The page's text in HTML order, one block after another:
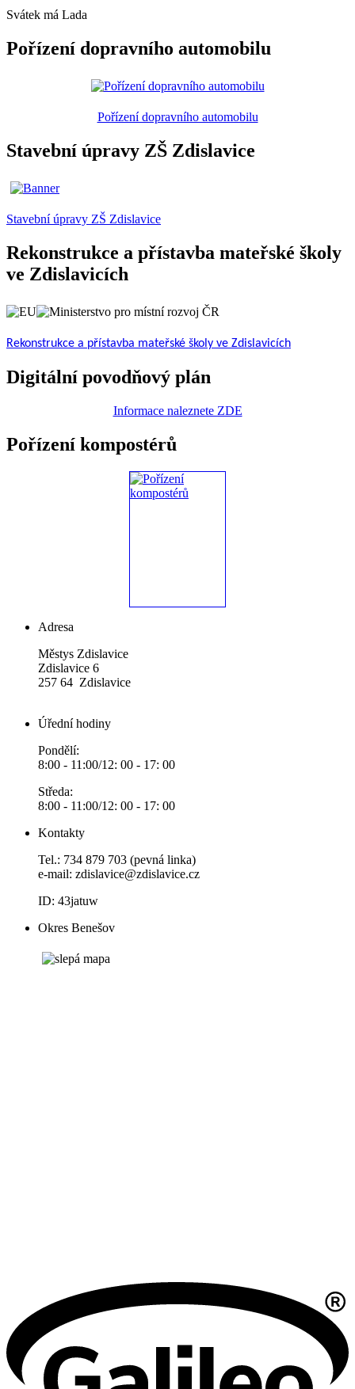
Svátek má Lada
Pořízení dopravního automobilu
Pořízení dopravního automobilu
Stavební úpravy ZŠ Zdislavice
Stavební úpravy ZŠ Zdislavice
Rekonstrukce a přístavba mateřské školy
ve Zdislavicích
Rekonstrukce a přístavba mateřské školy ve Zdislavicích
Digitální povodňový plán
Informace naleznete ZDE
Pořízení kompostérů
Adresa
Městys Zdislavice
Zdislavice 6
257 64 Zdislavice
Úřední hodiny
Pondělí:
8:00 - 11:00/12: 00 - 17: 00
Středa:
8:00 - 11:00/12: 00 - 17: 00
Kontakty
Tel.: 734 879 703 (pevná linka)
e-mail: zdislavice@zdislavice.cz
ID: 43jatuw
Okres Benešov